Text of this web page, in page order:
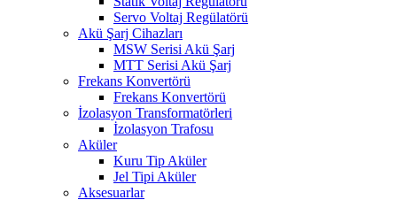
Servo Voltaj Regülatörü
Akü Şarj Cihazları
MSW Serisi Akü Şarj
MTT Serisi Akü Şarj
Frekans Konvertörü
Frekans Konvertörü
İzolasyon Transformatörleri
İzolasyon Trafosu
Aküler
Kuru Tip Aküler
Jel Tipi Aküler
Aksesuarlar